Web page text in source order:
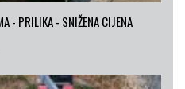
- PRILIKA - SNIŽENA CIJENA